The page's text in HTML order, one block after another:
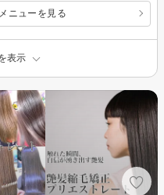
ニューを見る
表示